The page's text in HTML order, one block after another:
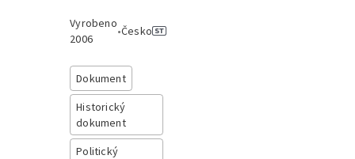
Vyrobeno
2006
•Česko
Dokument
Historický
dokument
Politický